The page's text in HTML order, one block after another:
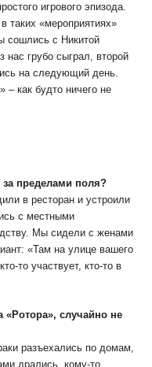
игрового эпизода.
таких «мероприятиях»
сошлись с Никитой
нас грубо сыграл, второй
на следующий день.
– как будто ничего не
пределами поля?
в ресторан и устроили
с местными
Мы сидели с женами
«Там на улице вашего
то участвует, кто-то в
«Ротора», случайно не
разъехались по домам,
дрались, кому-то